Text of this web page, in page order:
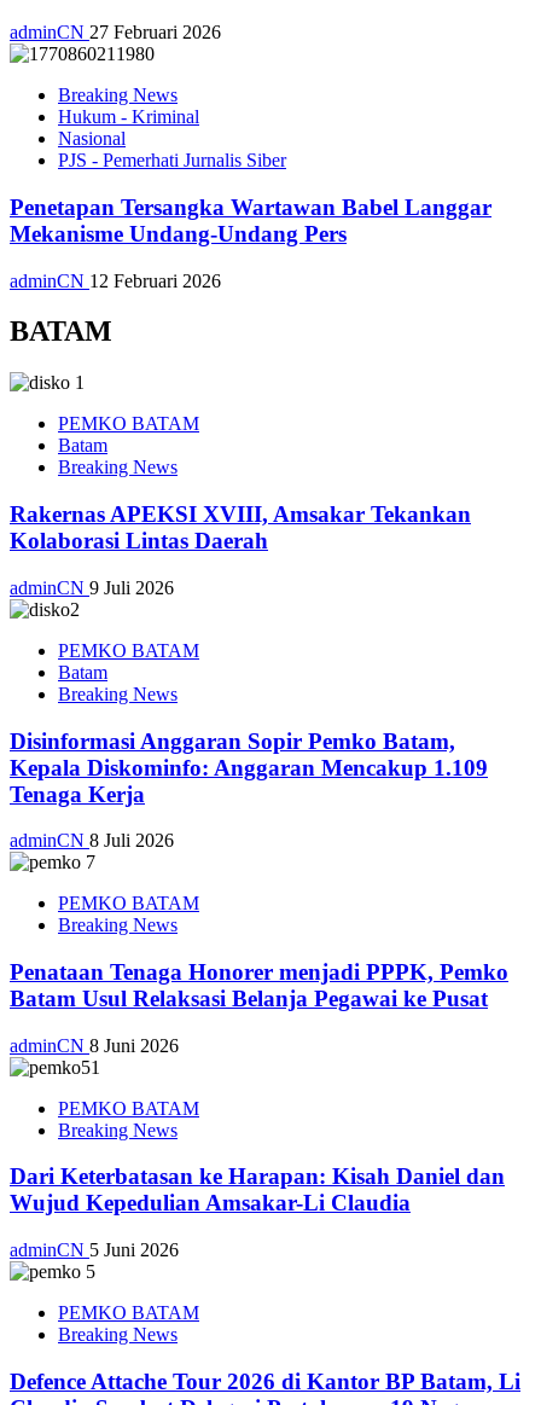
adminCN 27 Februari 2026
Breaking News
Hukum - Kriminal
Nasional
PJS - Pemerhati Jurnalis Siber
Penetapan Tersangka Wartawan Babel Langgar
Mekanisme Undang-Undang Pers
adminCN 12 Februari 2026
BATAM
PEMKO BATAM
Batam
Breaking News
Rakernas APEKSI XVIII, Amsakar Tekankan
Kolaborasi Lintas Daerah
adminCN 9 Juli 2026
PEMKO BATAM
Batam
Breaking News
Disinformasi Anggaran Sopir Pemko Batam,
Kepala Diskominfo: Anggaran Mencakup 1.109
Tenaga Kerja
adminCN 8 Juli 2026
PEMKO BATAM
Breaking News
Penataan Tenaga Honorer menjadi PPPK, Pemko
Batam Usul Relaksasi Belanja Pegawai ke Pusat
adminCN 8 Juni 2026
PEMKO BATAM
Breaking News
Dari Keterbatasan ke Harapan: Kisah Daniel dan
Wujud Kepedulian Amsakar-Li Claudia
adminCN 5 Juni 2026
PEMKO BATAM
Breaking News
Defence Attache Tour 2026 di Kantor BP Batam, Li